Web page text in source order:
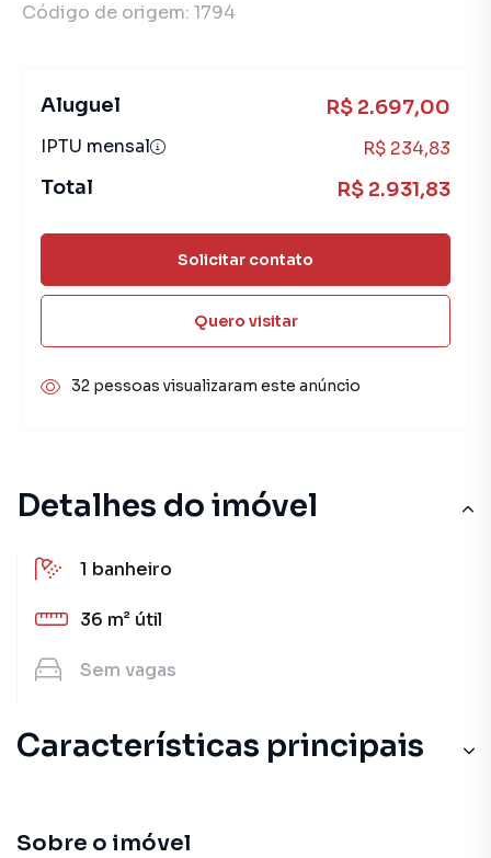
Detalhes do imóvel
1 banheiro
36 m² útil
Sem vagas
Características principais
Sobre o imóvel
Código de origem: 1794
Aluguel R$ 2.697,00
IPTU mensal R$ 234,83
Total R$ 2.931,83
Solicitar contato
Quero visitar
32 pessoas visualizaram este anúncio